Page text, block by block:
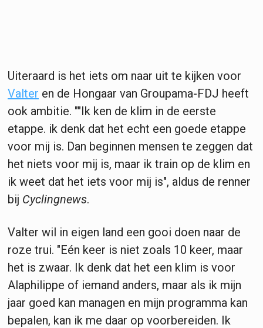
Uiteraard is het iets om naar uit te kijken voor
Valter en de Hongaar van Groupama-FDJ heeft
ook ambitie. ""Ik ken de klim in de eerste
etappe. ik denk dat het echt een goede etappe
voor mij is. Dan beginnen mensen te zeggen dat
het niets voor mij is, maar ik train op de klim en
ik weet dat het iets voor mij is", aldus de renner
bij Cyclingnews.
Valter wil in eigen land een gooi doen naar de
roze trui. "Eén keer is niet zoals 10 keer, maar
het is zwaar. Ik denk dat het een klim is voor
Alaphilippe of iemand anders, maar als ik mijn
jaar goed kan managen en mijn programma kan
bepalen, kan ik me daar op voorbereiden. Ik